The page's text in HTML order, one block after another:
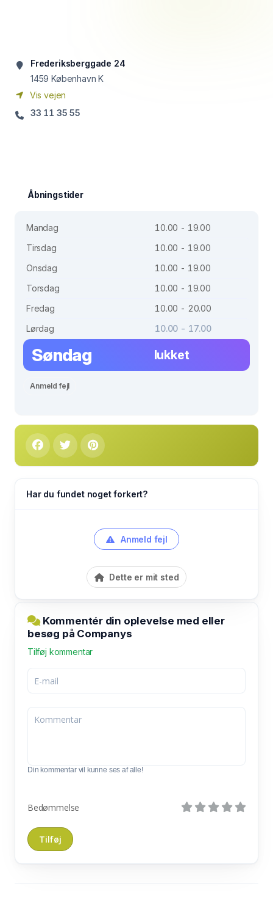
Frederiksberggade 24
1459 København K
Vis vejen
33 11 35 55
Åbningstider
Mandag
10.00 - 19.00
Tirsdag
10.00 - 19.00
Onsdag
10.00 - 19.00
Torsdag
10.00 - 19.00
Fredag
10.00 - 20.00
Lørdag
10.00 - 17.00
Søndag lukket
Anmeld fejl
Har du fundet noget forkert?
Anmeld fejl
Dette er mit sted
Kommentér din oplevelse med eller
besøg på Companys
Tilføj kommentar
Din kommentar vil kunne ses af alle!
Bedømmelse